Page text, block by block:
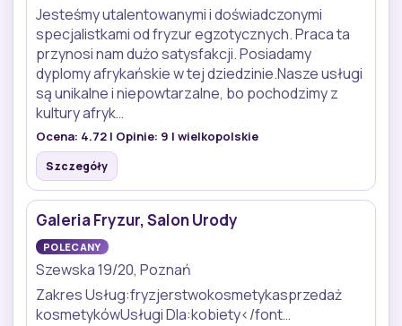
Jesteśmy utalentowanymi i doświadczonymi
specjalistkami od fryzur egzotycznych. Praca ta
przynosi nam dużo satysfakcji. Posiadamy
dyplomy afrykańskie w tej dziedzinie.Nasze usługi
są unikalne i niepowtarzalne, bo pochodzimy z
kultury afryk…
Ocena: 4.72 | Opinie: 9 | wielkopolskie
Szczegóły
Galeria Fryzur, Salon Urody
POLECANY
Szewska 19/20, Poznań
Zakres Usług:fryzjerstwokosmetykasprzedaż
kosmetykówUsługi Dla:kobiety</font…